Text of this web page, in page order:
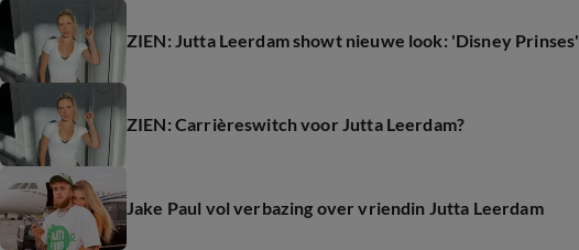
ZIEN: Jutta Leerdam showt nieuwe look: 'Disney Prinses'
ZIEN: Carrièreswitch voor Jutta Leerdam?
Jake Paul vol verbazing over vriendin Jutta Leerdam